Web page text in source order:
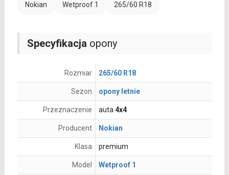
Nokian Wetproof 1 265/60 R18
Specyfikacja opony
Rozmiar 265/60 R18
Sezon opony letnie
Przeznaczenie auta 4x4
Producent Nokian
Klasa premium
Model Wetproof 1